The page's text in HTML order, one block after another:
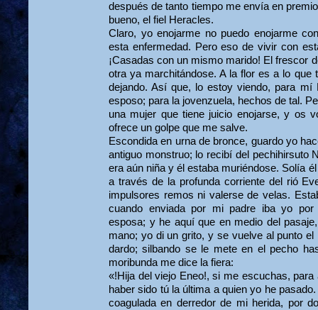
después de tanto tiempo me envía en
bueno, el fiel Heracles.
Claro, yo enojarme no puedo enojarme
esta enfermedad. Pero eso de vivir con
¡Casadas con un mismo marido! El frescor
otra ya marchitándose. A la flor es a lo
dejando. Así que, lo estoy viendo, para
esposo; para la jovenzuela, hechos de tal.
una mujer que tiene juicio enojar­se, y os
ofrece un golpe que me salve.
Escondida en urna de bronce, guardo yo
antiguo monstruo; lo recibí del pechihirsuto
era aún niña y él estaba muriéndose. Solía
a través de la profunda corriente del rió
impulsores remos ni valerse de velas.
cuando enviada por mi padre iba yo
esposa; y he aquí que en medio del
mano; yo di un grito, y se vuelve al punto
dardo; silbando se le mete en el pecho
moribunda me dice la fiera:
«!Hija del viejo Eneo!, si me escuchas,
haber sido tú la última a quien yo he
coagulada en derredor de mi herida, por